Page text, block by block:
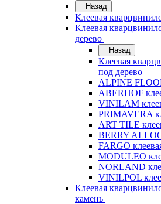
Назад
Клеевая
Клеевая
дерево
Назад
Клеевая
под дерево
ALPINE
ABERHOF
VINILAM
PRIMAVERA
ART TILE
BERRY
FARGO
MODULEO
NORLAND
VINILPOL
Клеевая
камень